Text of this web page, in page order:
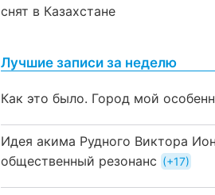
снят в Казахстане
Лучшие записи за неделю
Как это было. Город мой
Идея акима Рудного Виктора
общественный резонанс
+17